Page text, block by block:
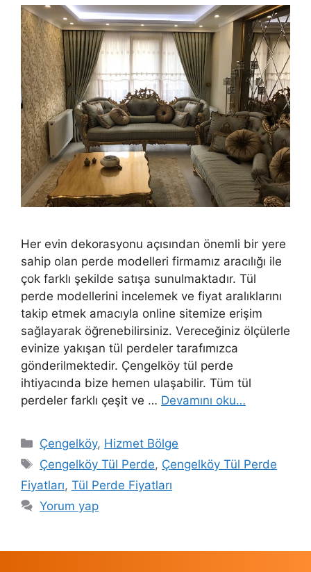
Her evin dekorasyonu açısından önemli bir yere
sahip olan perde modelleri firmamız aracılığı ile
çok farklı şekilde satışa sunulmaktadır. Tül
perde modellerini incelemek ve fiyat aralıklarını
takip etmek amacıyla online sitemize erişim
sağlayarak öğrenebilirsiniz. Vereceğiniz ölçülerle
evinize yakışan tül perdeler tarafımızca
gönderilmektedir. Çengelköy tül perde
ihtiyacında bize hemen ulaşabilir. Tüm tül
perdeler farklı çeşit ve … Devamını oku…
Çengelköy, Hizmet Bölge
Çengelköy Tül Perde, Çengelköy Tül Perde
Fiyatları, Tül Perde Fiyatları
Yorum yap